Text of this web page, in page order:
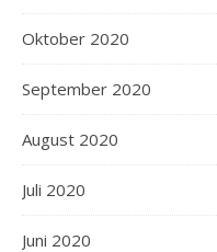
Oktober 2020
September 2020
August 2020
Juli 2020
Juni 2020